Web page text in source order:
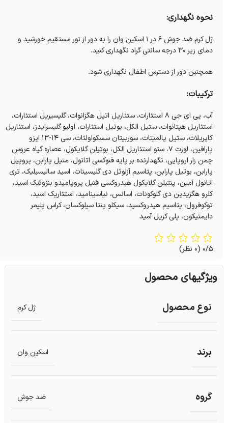
نحوه نگهداری:
ژل کرم ضد جوش 6 در 1 اسکین وان را به دور از نور مستقیم خورشید و
دمای زیر ۳۰ درجه سانتی گراد نگهداری کنید.
همچنین دور از دسترس اطفال نگهداری شود.
ترکیبات:
آب، پی ای جی ۸ استئارات، ستئاریل اتیل هگزانوات، گلیسیریل استئارات،
استئاریل هپتانوات، ستیل الکل، بوتیل استئارات، اولیو گلیسرایدز، استئاریل
کاپریلات، ستیل پالمیتات، سوربیتان سسکواولئات، سی ۱۴-۱۳ ایزو
پارافین، لورت ۷، ستو استئاریل الکل، بوتیلن گلایکول، عصاره گیاه عروس
چمن زار اروپایی، نگهدارنده بر پایه فنوکسی اتانول، متیل پارابن، پروپیل
پارابن، بوتیل پارابن، پتاسیم آزلوئل دی گلیسینات، اسید سالیسیلیک، تری
اتانول آمین، پنتیلن گلایکول هیدروکسی فنیل پروپامیدو بنزوئیک اسید،
کلرو هگزیدین دی گلوکونات، اسانس، نیاسینامید، استئاریک اسید،
توکوفرول، پتاسیم هیدروکسید، سیکلو پنتا سیلوکسان، کراس پلیمر
دایمتیکون، پلی کریل آمید
0/5 (0 نظر)
ویژگیهای محصول
نوع محصول ژل کرم
برند اسکین وان
گروه ضد جوش